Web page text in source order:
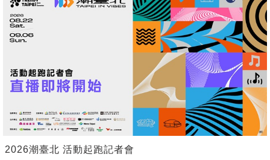
2026潮臺北 活動起跑記者會